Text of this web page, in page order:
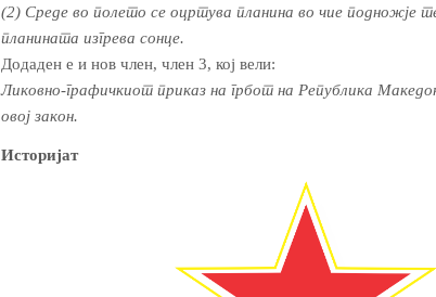
(2) Среде во полето се оцртува планина во чие подножје
планината изгрева сонце.
Додаден е и нов член, член 3, кој вели:
Ликовно-графичкиот приказ на грбот на Република
овој закон.
Историјат